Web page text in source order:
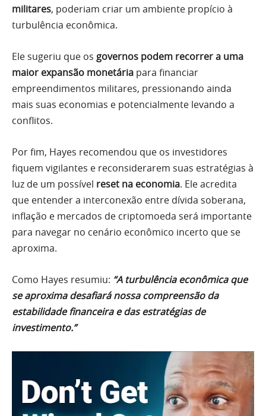
militares, poderiam criar um ambiente propício à
turbulência econômica.
Ele sugeriu que os governos podem recorrer a uma
maior expansão monetária para financiar
empreendimentos militares, pressionando ainda
mais suas economias e potencialmente levando a
conflitos.
Por fim, Hayes recomendou que os investidores
fiquem vigilantes e reconsiderarem suas estratégias à
luz de um possível reset na economia. Ele acredita
que entender a interconexão entre dívida soberana,
inflação e mercados de criptomoeda será importante
para navegar no cenário econômico incerto que se
aproxima.
Como Hayes resumiu: “A turbulência econômica que
se aproxima desafiará nossa compreensão da
estabilidade financeira e das estratégias de
investimento.”